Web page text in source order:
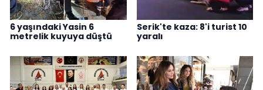
6 yaşındaki Yasin 6
metrelik kuyuya düştü
Serik'te kaza: 8'i turist 10
yaralı